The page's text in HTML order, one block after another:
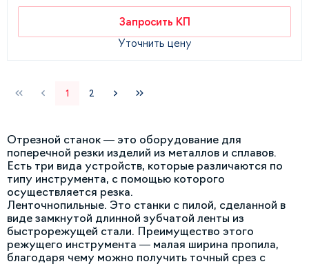
Запросить КП
Уточнить цену
1 2
Отрезной станок — это оборудование для
поперечной резки изделий из металлов и сплавов.
Есть три вида устройств, которые различаются по
типу инструмента, с помощью которого
осуществляется резка.
Ленточнопильные. Это станки с пилой, сделанной в
виде замкнутой длинной зубчатой ленты из
быстрорежущей стали. Преимущество этого
режущего инструмента — малая ширина пропила,
благодаря чему можно получить точный срез с